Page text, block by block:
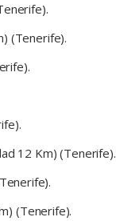
(Tenerife).
12 Km) (Tenerife).
(Tenerife).